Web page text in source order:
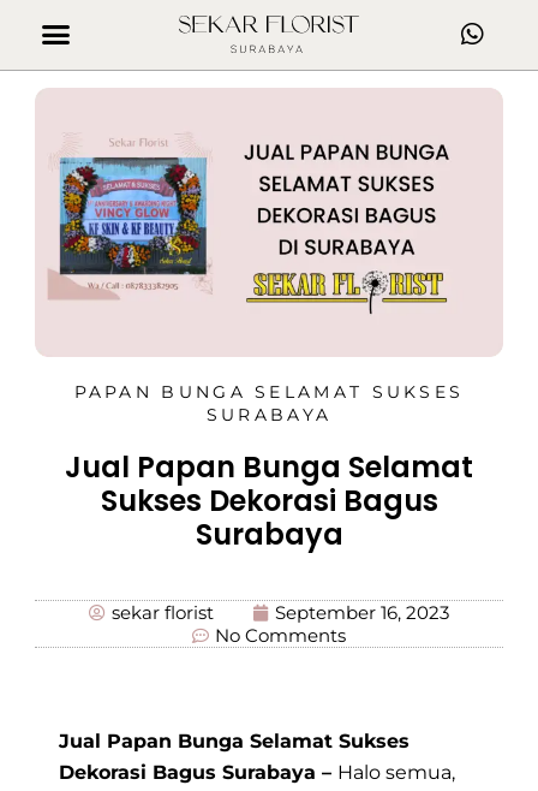
PAPAN BUNGA SELAMAT SUKSES
SURABAYA
Jual Papan Bunga Selamat
Sukses Dekorasi Bagus
Surabaya
sekar florist
September 16, 2023
No Comments
Jual Papan Bunga Selamat Sukses
Dekorasi Bagus Surabaya – Halo semua,